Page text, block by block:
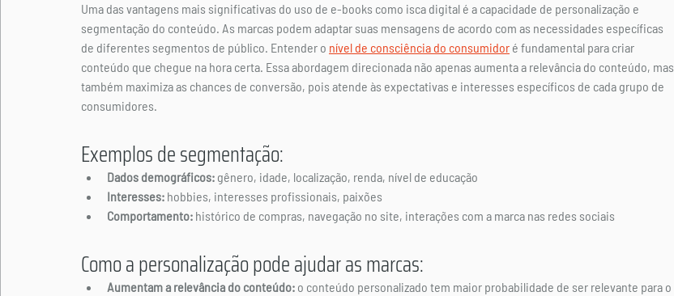
Uma das vantagens mais significativas do uso de e-books como isca digital é a capacidade de personalização e
segmentação do conteúdo. As marcas podem adaptar suas mensagens de acordo com as necessidades específicas
de diferentes segmentos de público. Entender o nível de consciência do consumidor é fundamental para criar
conteúdo que chegue na hora certa. Essa abordagem direcionada não apenas aumenta a relevância do conteúdo, mas
também maximiza as chances de conversão, pois atende às expectativas e interesses específicos de cada grupo de
consumidores.
Exemplos de segmentação:
Dados demográficos: gênero, idade, localização, renda, nível de educação
Interesses: hobbies, interesses profissionais, paixões
Comportamento: histórico de compras, navegação no site, interações com a marca nas redes sociais
Como a personalização pode ajudar as marcas:
Aumentam a relevância do conteúdo: o conteúdo personalizado tem maior probabilidade de ser relevante para o